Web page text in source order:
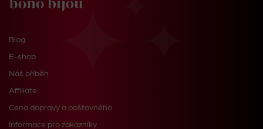
Blog
E-shop
Náš příběh
Affiliate
Cena dopravy a poštovného
Informace pro zákazníky